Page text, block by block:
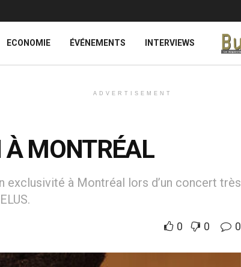
ECONOMIE ÉVÉNEMENTS INTERVIEWS
ADVERTISEMENT
À MONTRÉAL
exclusivité à Montréal lors d’un concert très
0 0 0